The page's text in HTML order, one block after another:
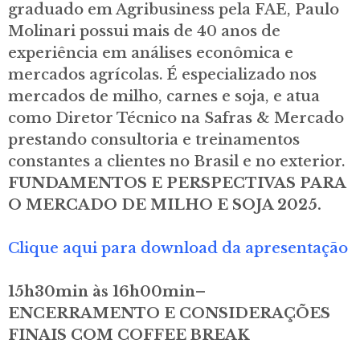
graduado em Agribusiness pela FAE, Paulo
Molinari possui mais de 40 anos de
experiência em análises econômica e
mercados agrícolas. É especializado nos
mercados de milho, carnes e soja, e atua
como Diretor Técnico na Safras & Mercado
prestando consultoria e treinamentos
constantes a clientes no Brasil e no exterior.
FUNDAMENTOS E PERSPECTIVAS PARA
O MERCADO DE MILHO E SOJA 2025.
Clique aqui para download da apresentação
15h30min às 16h00min–
ENCERRAMENTO E CONSIDERAÇÕES
FINAIS COM COFFEE BREAK